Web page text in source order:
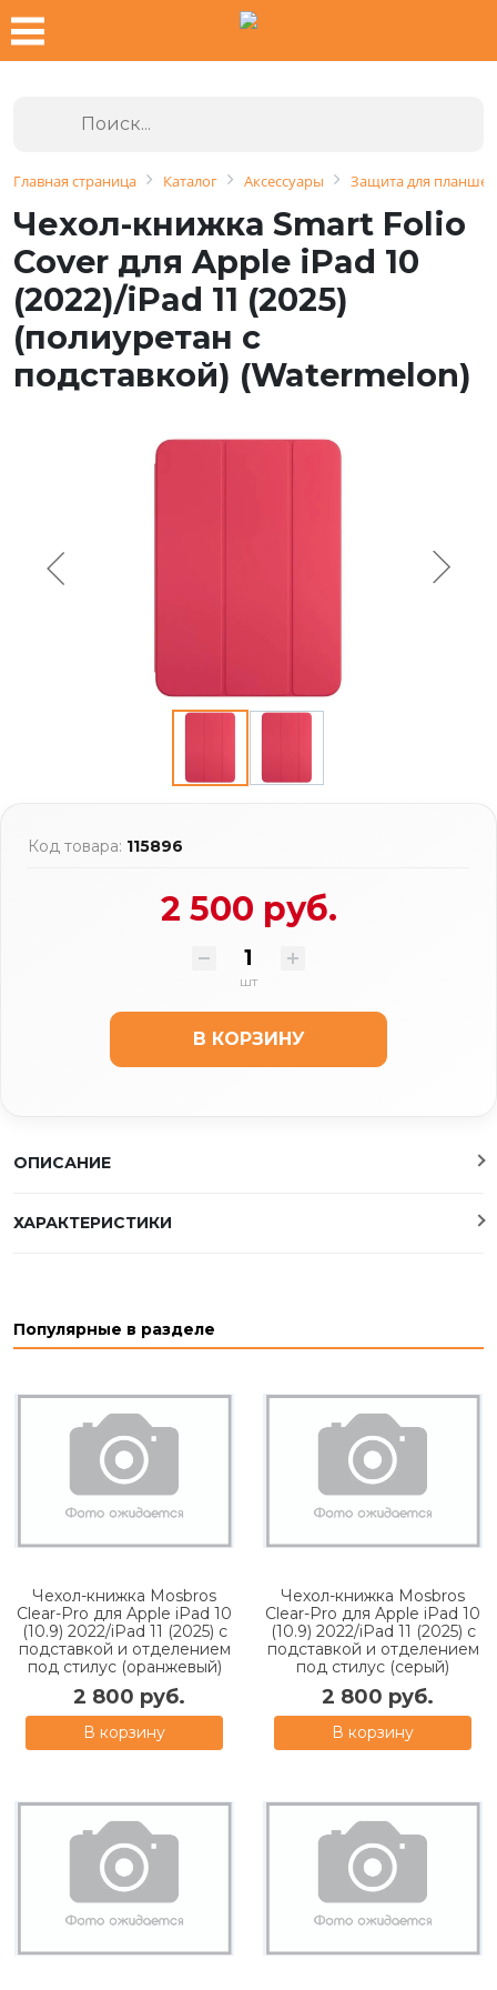
Главная страница Каталог Аксессуары Защита для
Чехол-книжка Smart Folio
Cover для Apple iPad 10
(2022)/iPad 11 (2025)
(полиуретан с
подставкой) (Watermelon)
Код товара: 115896
2 500 руб.
шт
В КОРЗИНУ
ОПИСАНИЕ
ХАРАКТЕРИСТИКИ
Популярные в разделе
Чехол-книжка Mosbros
Clear-Pro для Apple iPad 10
(10.9) 2022/iPad 11 (2025) с
подставкой и отделением
под стилус (оранжевый)
2 800 руб.
В корзину
Чехол-книжка Mosbros
Clear-Pro для Apple iPad 10
(10.9) 2022/iPad 11 (2025) с
подставкой и отделением
под стилус (серый)
2 800 руб.
В корзину